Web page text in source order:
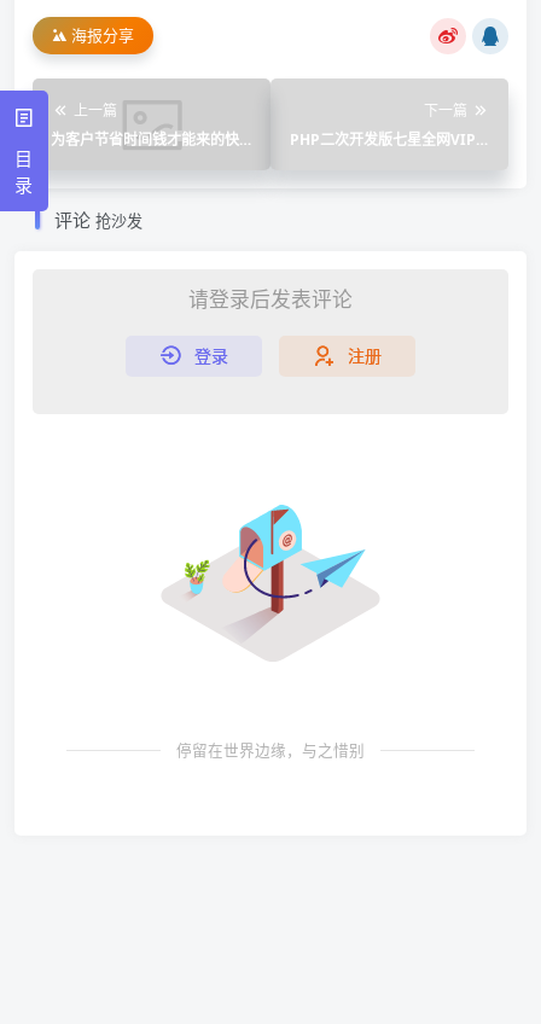
海报分享
上一篇
为客户节省时间钱才能来的快
下一篇
PHP二次开发版七星全网VIP视
评论 抢沙发
请登录后发表评论
登录 注册
停留在世界边缘，与之惜别
目
录